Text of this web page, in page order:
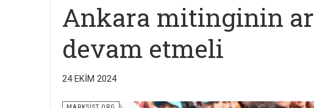
Ankara mitinginin
devam etmeli
24 EKIM 2024